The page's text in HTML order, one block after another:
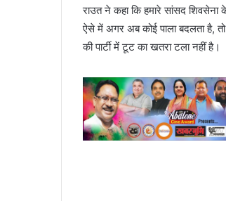
राउत ने कहा कि हमारे सांसद शिवसेना
ऐसे में अगर अब कोई पाला बदलता है,
की पार्टी में टूट का खतरा टला नहीं है।